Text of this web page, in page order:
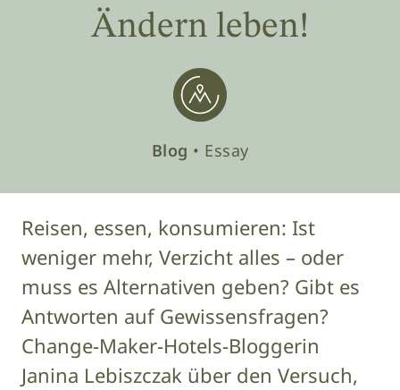
Ändern leben!
Blog • Essay
Reisen, essen, konsumieren: Ist
weniger mehr, Verzicht alles – oder
muss es Alternativen geben? Gibt es
Antworten auf Gewissensfragen?
Change-Maker-Hotels-Bloggerin
Janina Lebiszczak über den Versuch,